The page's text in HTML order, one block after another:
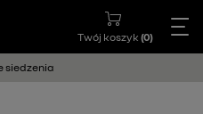
Twój koszyk (0)
siedzenia